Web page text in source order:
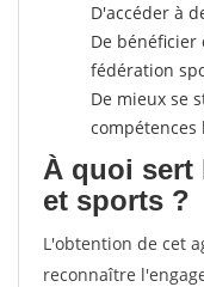
D'accéder à
De bénéficier
fédération
De mieux se
compétences
À quoi sert
et sports ?
L'obtention de cet
reconnaître